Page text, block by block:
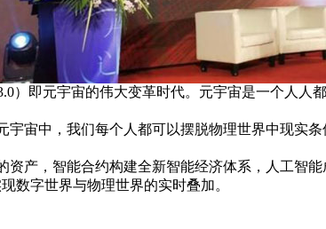
）即元宇宙的伟大变革时代。元宇宙是一个人
宙中，我们每个人都可以摆脱物理世界中现实
产，智能合约构建全新智能经济体系，人工智
数字世界与物理世界的实时叠加。